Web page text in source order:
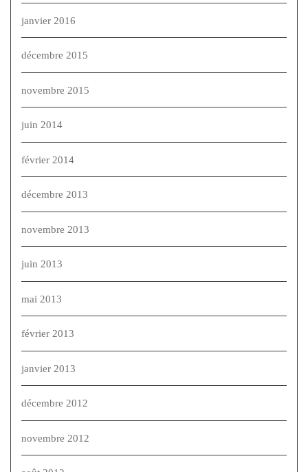
janvier 2016
décembre 2015
novembre 2015
juin 2014
février 2014
décembre 2013
novembre 2013
juin 2013
mai 2013
février 2013
janvier 2013
décembre 2012
novembre 2012